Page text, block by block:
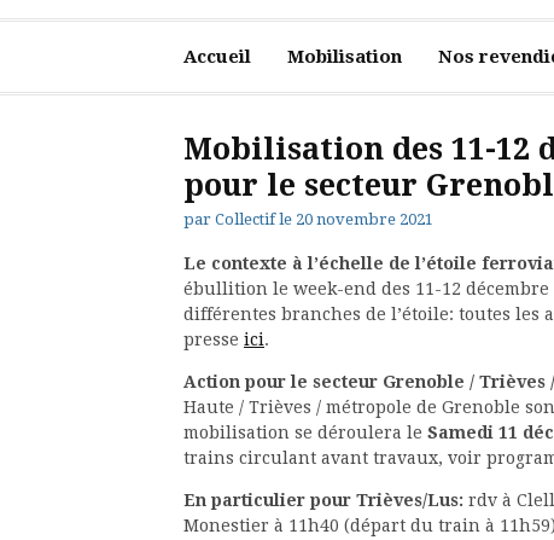
Accueil Mobilisation Nos
Mobilisation des 11-12
pour le secteur
par Collectif le 20 novembre 2021
Le contexte à l’échelle de l’étoile
ébullition le week-end des 11-12
différentes branches de l’étoile: toutes les
presse ici.
Action pour le secteur Grenoble / Trièves
Haute / Trièves / métropole de Grenoble
mobilisation se déroulera le Samedi 11
trains circulant avant travaux, voir
En particulier pour Trièves/Lus: rdv à
Monestier à 11h40 (départ du train à